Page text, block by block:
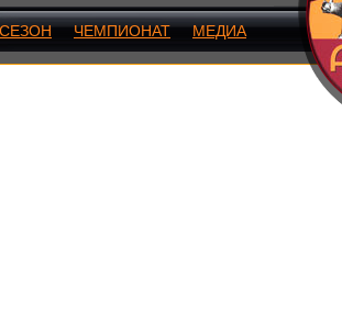
СЕЗОН ЧЕМПИОНАТ МЕДИА